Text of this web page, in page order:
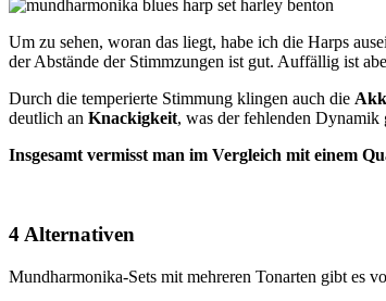
Um zu sehen, woran das liegt, habe ich die Harps
der Abstände der Stimmzungen ist gut. Auffällig ist
Durch die temperierte Stimmung klingen auch die
deutlich an Knackigkeit, was der fehlenden Dynamik
Insgesamt vermisst man im Vergleich mit einem
4 Alternativen
Mundharmonika-Sets mit mehreren Tonarten gibt es